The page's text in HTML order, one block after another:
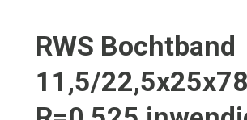
RWS Bochtband
11,5/